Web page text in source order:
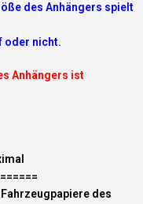
des Anhängers spielt
oder nicht.
Anhängers ist
des